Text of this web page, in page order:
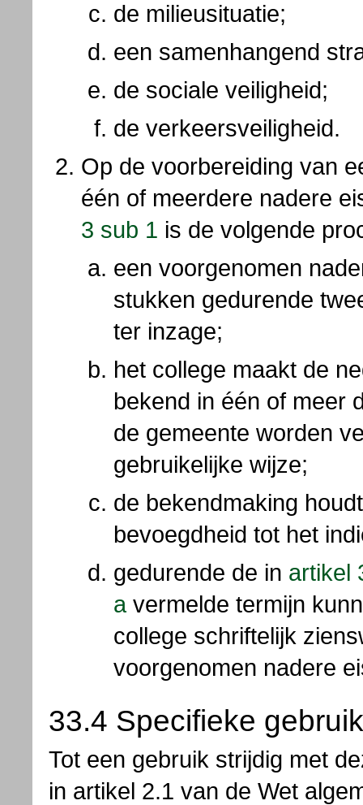
de milieusituatie;
een samenhangend
de sociale veiligheid;
de verkeersveiligheid.
Op de voorbereiding van
één of meerdere nadere
3 sub 1 is de volgende
een voorgenomen
stukken gedurende
ter inzage;
het college maakt de
bekend in één of meer
de gemeente worden
gebruikelijke wijze;
de bekendmaking
bevoegdheid tot het
gedurende de in artikel
avermelde termijn
college schriftelijk
voorgenomen nadere
33.4 Specifieke
Tot een gebruik strijdig met
in artikel 2.1 van de Wet